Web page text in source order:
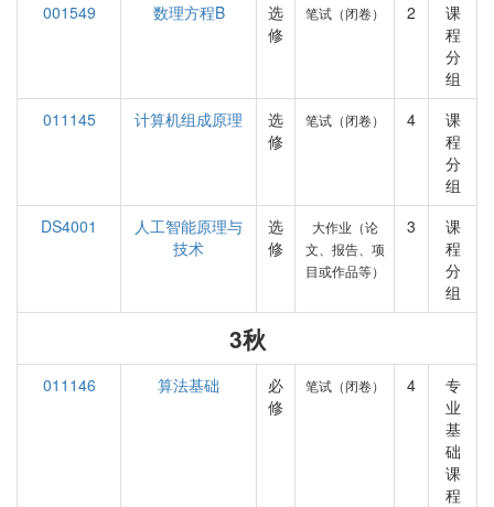
001549
数理方程B
选
修
笔试（闭卷） 2
课
程
分
组
011145
计算机组成原理
选
修
笔试（闭卷） 4
课
程
分
组
DS4001
人工智能原理与
技术
选
修
大作业（论
文、报告、项
目或作品等）
3
课
程
分
组
3秋
011146 算法基础
必
修
笔试（闭卷） 4
专
业
基
础
课
程